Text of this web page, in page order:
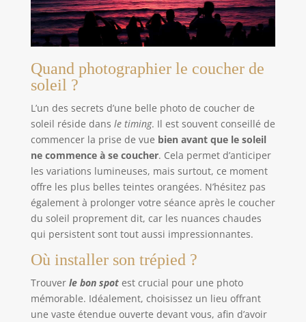
Quand photographier le coucher de
soleil ?
L’un des secrets d’une belle photo de coucher de
soleil réside dans le timing. Il est souvent conseillé de
commencer la prise de vue bien avant que le soleil
ne commence à se coucher. Cela permet d’anticiper
les variations lumineuses, mais surtout, ce moment
offre les plus belles teintes orangées. N’hésitez pas
également à prolonger votre séance après le coucher
du soleil proprement dit, car les nuances chaudes
qui persistent sont tout aussi impressionnantes.
Où installer son trépied ?
Trouver le bon spotest crucial pour une photo
mémorable. Idéalement, choisissez un lieu offrant
une vaste étendue ouverte devant vous, afin d’avoir